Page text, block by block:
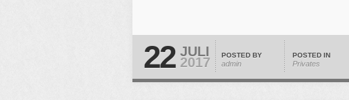
22 JULI
2017 POSTED BY
admin
POSTED IN
Privates